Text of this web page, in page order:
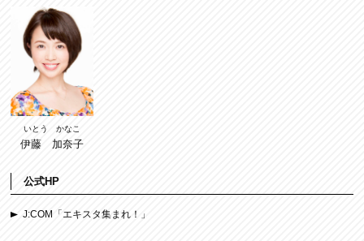
いとう かなこ
伊藤 加奈子
公式HP
J:COM「エキスタ集まれ！」